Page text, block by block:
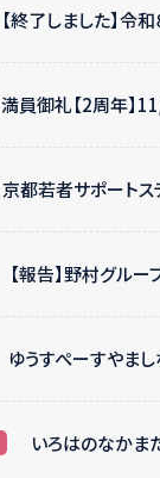
【終了しました】令
満員御礼【2周年】
京都若者サポートス
【報告】野村グル
ゆうすぺーすやま
いろはのなかま